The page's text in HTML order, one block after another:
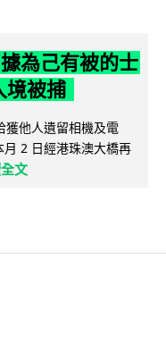
為己有被的士
境被捕
獲他人遺留相機及電
2 日經港珠澳大橋再
文